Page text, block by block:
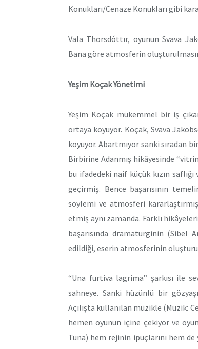
Konukları/Cenaze Konukları gibi
Vala Thorsdóttır, oyunun Svava
Bana göre atmosferin
Yeşim Koçak Yönetimi
Yeşim Koçak mükemmel bir iş
ortaya koyuyor. Koçak, Svava
koyuyor. Abartmıyor sanki sıradan
Birbirine Adanmış hikâyesinde
bu ifadedeki naif küçük kızın
geçirmiş. Bence başarısının
söylemi ve atmosferi
etmiş aynı zamanda. Farklı
başarısında dramaturginin (Sibel
edildiği, eserin atmosferinin
“Una furtiva lagrima” şarkısı ile
sahneye. Sanki hüzünlü bir
Açılışta kullanılan müzikle (Müzik:
hemen oyunun içine çekiyor ve
Tuna) hem rejinin ipuçlarını hem